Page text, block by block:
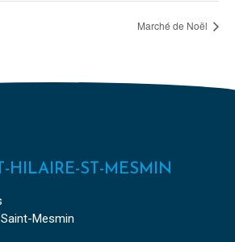
Marché de Noël
HILAIRE-ST-MESMIN
Mesmin